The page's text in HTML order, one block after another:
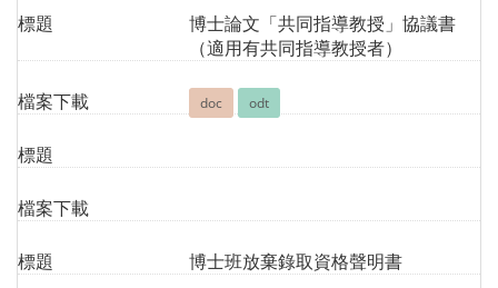
標題
博士論文「共同指導教授」協議書
（適用有共同指導教授者）
檔案下載 doc odt
標題
檔案下載
標題 博士班放棄錄取資格聲明書